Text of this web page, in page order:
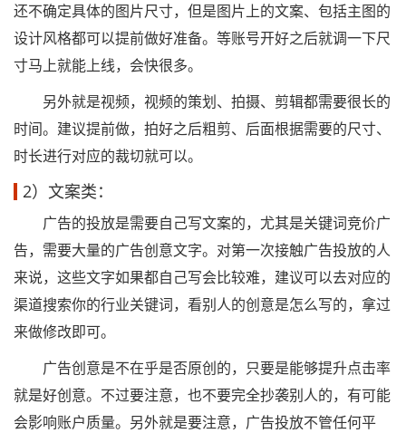
还不确定具体的图片尺寸，但是图片上的文案、包括主图的
设计风格都可以提前做好准备。等账号开好之后就调一下尺
寸马上就能上线，会快很多。
另外就是视频，视频的策划、拍摄、剪辑都需要很长的
时间。建议提前做，拍好之后粗剪、后面根据需要的尺寸、
时长进行对应的裁切就可以。
2）文案类：
广告的投放是需要自己写文案的，尤其是关键词竞价广
告，需要大量的广告创意文字。对第一次接触广告投放的人
来说，这些文字如果都自己写会比较难，建议可以去对应的
渠道搜索你的行业关键词，看别人的创意是怎么写的，拿过
来做修改即可。
广告创意是不在乎是否原创的，只要是能够提升点击率
就是好创意。不过要注意，也不要完全抄袭别人的，有可能
会影响账户质量。另外就是要注意，广告投放不管任何平